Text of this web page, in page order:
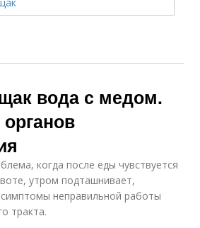
вода с медом.
когда после еды чувствуется
утром подташнивает,
неправильной работы
тракта.